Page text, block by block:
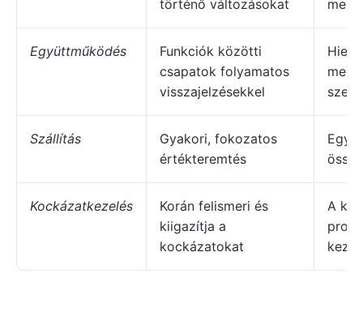
történő változásokat
Együttműködés
Funkciók közötti
csapatok folyamatos
visszajelzésekkel
Szállítás
Gyakori, fokozatos
értékteremtés
Egy
Kockázatkezelés
Korán felismeri és
kiigazítja a
kockázatokat
A